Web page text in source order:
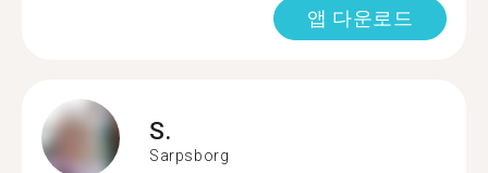
앱 다운로드
S.
Sarpsborg